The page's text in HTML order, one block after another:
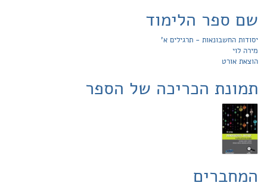
שם ספר הלימוד
יסודות החשבונאות - תרגילים א'
מירה לוי
הוצאת אורט
תמונת הכריכה של הספר
המחברים